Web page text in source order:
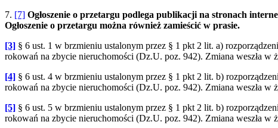
7. [7] Ogłoszenie o przetargu podlega publikacji na stronach
Ogłoszenie o przetargu można również zamieścić w prasie.
[3] § 6 ust. 1 w brzmieniu ustalonym przez § 1 pkt 2 lit. a)
rokowań na zbycie nieruchomości (Dz.U. poz. 942). Zmiana weszła w
[4] § 6 ust. 4 w brzmieniu ustalonym przez § 1 pkt 2 lit. b)
rokowań na zbycie nieruchomości (Dz.U. poz. 942). Zmiana weszła w
[5] § 6 ust. 5 w brzmieniu ustalonym przez § 1 pkt 2 lit. b)
rokowań na zbycie nieruchomości (Dz.U. poz. 942). Zmiana weszła w